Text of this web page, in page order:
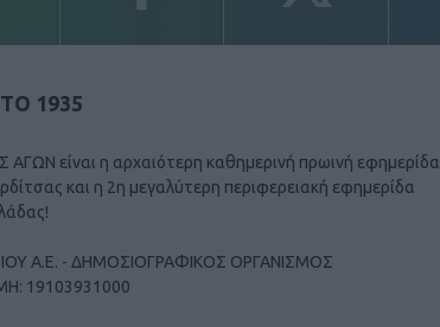
1935
ΑΓΩΝ είναι η αρχαιότερη καθημερινή πρωινή εφημερίδα
και η 2η μεγαλύτερη περιφερειακή εφημερίδα
Α.Ε. - ΔΗΜΟΣΙΟΓΡΑΦΙΚΟΣ ΟΡΓΑΝΙΣΜΟΣ
19103931000